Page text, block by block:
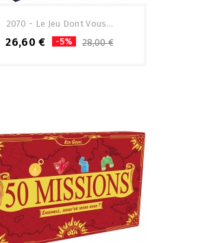
2070 - Le Jeu Dont Vous...
26,60 € -5% 28,00 €